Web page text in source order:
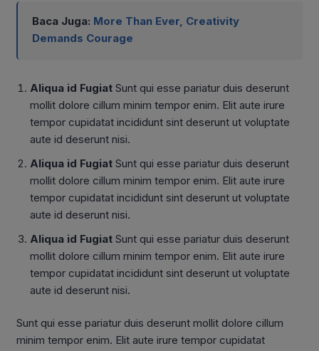
Baca Juga: More Than Ever, Creativity
Demands Courage
Aliqua id FugiatSunt qui esse pariatur duis deserunt
mollit dolore cillum minim tempor enim. Elit aute irure
tempor cupidatat incididunt sint deserunt ut voluptate
aute id deserunt nisi.
Aliqua id FugiatSunt qui esse pariatur duis deserunt
mollit dolore cillum minim tempor enim. Elit aute irure
tempor cupidatat incididunt sint deserunt ut voluptate
aute id deserunt nisi.
Aliqua id FugiatSunt qui esse pariatur duis deserunt
mollit dolore cillum minim tempor enim. Elit aute irure
tempor cupidatat incididunt sint deserunt ut voluptate
aute id deserunt nisi.
Sunt qui esse pariatur duis deserunt mollit dolore cillum
minim tempor enim. Elit aute irure tempor cupidatat